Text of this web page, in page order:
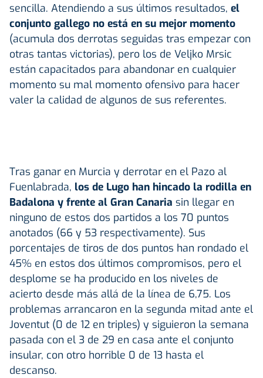
sencilla. Atendiendo a sus últimos resultados, el
conjunto gallego no está en su mejor momento
(acumula dos derrotas seguidas tras empezar con
otras tantas victorias), pero los de Veljko Mrsic
están capacitados para abandonar en cualquier
momento su mal momento ofensivo para hacer
valer la calidad de algunos de sus referentes.
Tras ganar en Murcia y derrotar en el Pazo al
Fuenlabrada, los de Lugo han hincado la rodilla en
Badalona y frente al Gran Canaria sin llegar en
ninguno de estos dos partidos a los 70 puntos
anotados (66 y 53 respectivamente). Sus
porcentajes de tiros de dos puntos han rondado el
45% en estos dos últimos compromisos, pero el
desplome se ha producido en los niveles de
acierto desde más allá de la línea de 6,75. Los
problemas arrancaron en la segunda mitad ante el
Joventut (0 de 12 en triples) y siguieron la semana
pasada con el 3 de 29 en casa ante el conjunto
insular, con otro horrible 0 de 13 hasta el
descanso.